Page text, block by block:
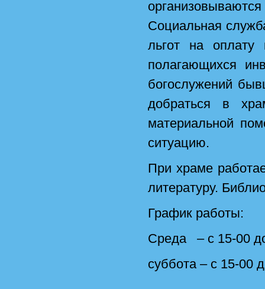
Социальная
льгот на оплату
полагающихся
богослужений
добраться в
материальной
ситуацию.
При храме
литературу.
График работы:
Среда – с 15-00
суббота – с 15-00